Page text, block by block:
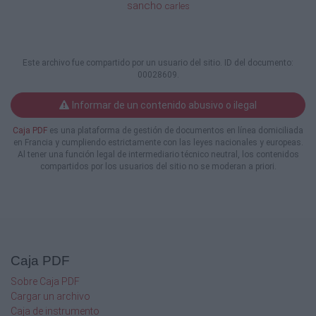
llegint l'equip de lectura inclou funcions de navegació i
GPS i el programari de cartografia. Amb la lectura del
normalment no ha de llegir els mesuradors en
la zona de servei fins que tots els mesuradors es
consisteixen en un ordinador portàtil o de propietat, el
transceptor i externes de vehicles antenes.
Joan Carles López Sancho
Xarxa Fixa AMR és un mètode en el qual està
capturar lectures dels comptadors. Aquest mètode pot
torres, col · leccionistes, repetidors, o altres
per recollir les transmissions de lectures dels
sancho carles
Este archivo fue compartido por un usuario del sitio. ID del documento:
00028609.
Informar de un contenido abusivo o ilegal
Caja PDF es una plataforma de gestión de documentos en línea domiciliada
en Francia y cumpliendo estrictamente con las leyes nacionales y europeas.
Al tener una función legal de intermediario técnico neutral, los contenidos
compartidos por los usuarios del sitio no se moderan a priori.
Caja PDF
Sobre Caja PDF
Cargar un archivo
Caja de instrumento